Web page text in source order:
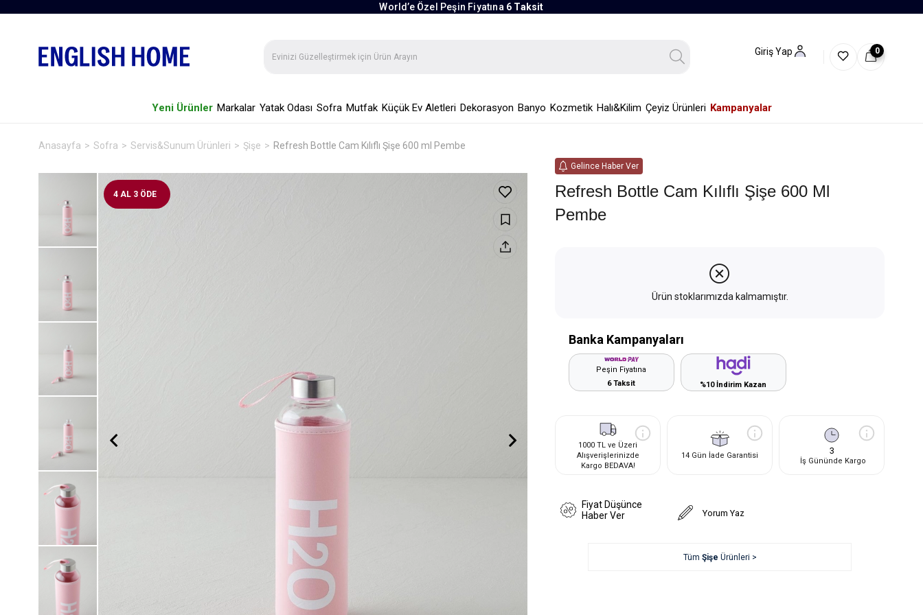
World’e Özel Peşin Fiyatına 6 Taksit
Giriş Yap 0
Yeni Ürünler Markalar Yatak Odası Sofra Mutfak Küçük Ev Aletleri Dekorasyon Banyo Kozmetik Halı&Kilim Çeyiz Ürünleri Kampanyalar
Anasayfa Sofra Servis&Sunum Ürünleri Şişe Refresh Bottle Cam Kılıflı Şişe 600 ml Pembe
4 AL 3 ÖDE
Gelince Haber Ver
Refresh Bottle Cam Kılıflı Şişe 600 Ml
Pembe
Ürün stoklarımızda kalmamıştır.
Banka Kampanyaları
Peşin Fiyatına
6 Taksit
%10 İndirim Kazan
1000 TL ve Üzeri
Alışverişlerinizde
Kargo BEDAVA!
14 Gün İade Garantisi 3
İş Gününde Kargo
Fiyat Düşünce
Haber Ver
Yorum Yaz
Tüm Şişe Ürünleri >